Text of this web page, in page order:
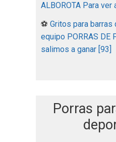
ALBOROTA Para ver
⚽ Gritos para barras
equipo PORRAS DE
salimos a ganar [93]
Porras